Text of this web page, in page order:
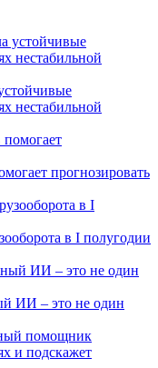
нестабильной
прогнозировать
в I полугодии
ИИ – это не один